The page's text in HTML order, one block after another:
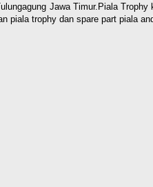
Jawa Timur.Piala
piala trophy dan spare part piala